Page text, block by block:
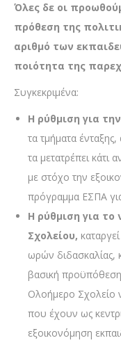
Όλες δε οι
πρόθεση της
αριθμό των
ποιότητα της
Συγκεκριμένα:
Η ρύθμιση για
τα τμήματα
τα μετατρέπει κάτι
με στόχο την
πρόγραμμα ΕΣΠΑ
Η ρύθμιση για
Σχολείου,
ωρών διδασκαλίας,
βασική
Ολοήμερο Σχολείο
που έχουν ως
εξοικονόμηση